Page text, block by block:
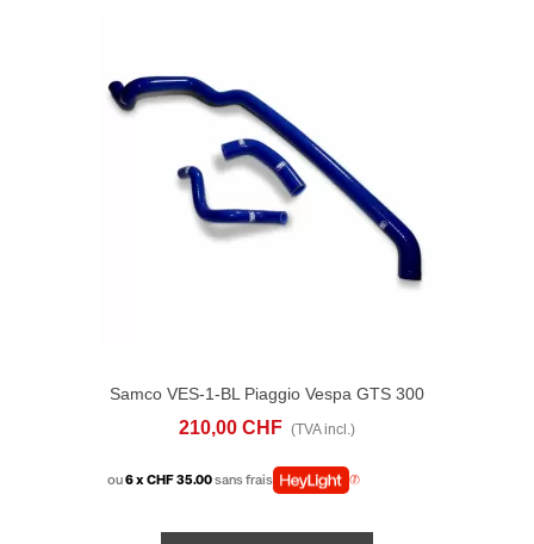
Samco VES-1-BL Piaggio Vespa GTS 300
(2009-16) RADIATOR HOSE KITS
210,00 CHF (TVA incl.)
ou6 x CHF 35.00sans frais